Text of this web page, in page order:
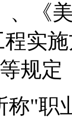
、《
实
等规
称"职